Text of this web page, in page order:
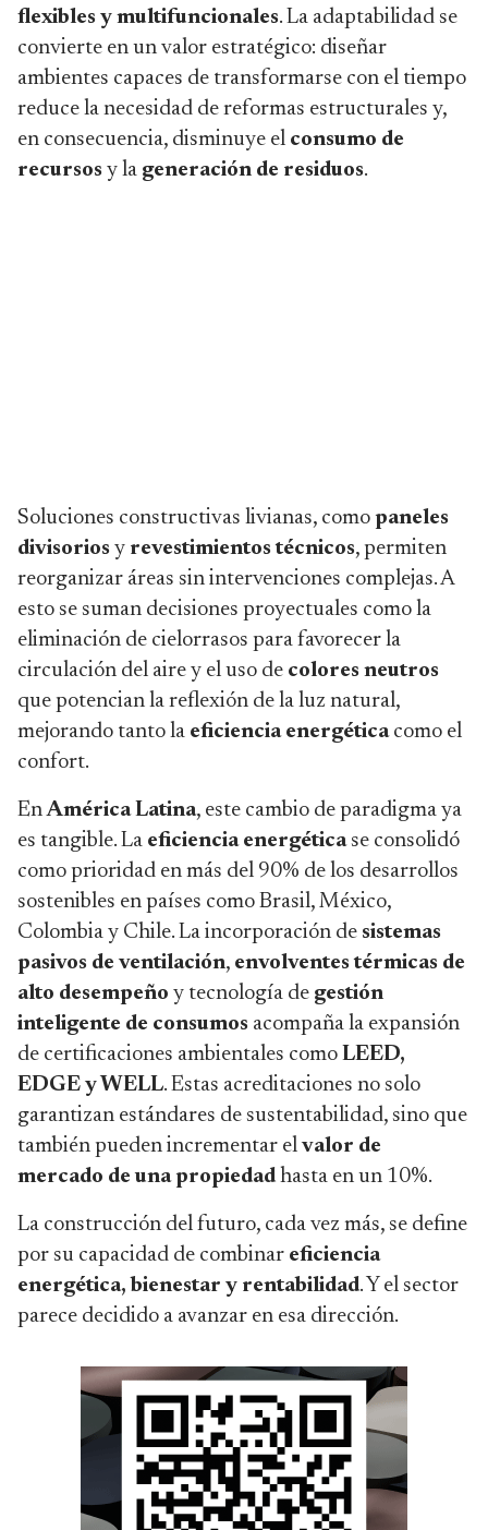
flexibles y multifuncionales. La adaptabilidad se
convierte en un valor estratégico: diseñar
ambientes capaces de transformarse con el tiempo
reduce la necesidad de reformas estructurales y,
en consecuencia, disminuye el consumo de
recursos y la generación de residuos.
Soluciones constructivas livianas, como paneles
divisorios y revestimientos técnicos, permiten
reorganizar áreas sin intervenciones complejas. A
esto se suman decisiones proyectuales como la
eliminación de cielorrasos para favorecer la
circulación del aire y el uso de colores neutros
que potencian la reflexión de la luz natural,
mejorando tanto la eficiencia energéticacomo el
confort.
EnAmérica Latina, este cambio de paradigma ya
es tangible. La eficiencia energéticase consolidó
como prioridad en más del 90% de los desarrollos
sostenibles en países como Brasil, México,
Colombia y Chile. La incorporación de sistemas
pasivos de ventilación, envolventes térmicas de
alto desempeño y tecnología de gestión
inteligente de consumos acompaña la expansión
de certificaciones ambientales como LEED,
EDGE y WELL. Estas acreditaciones no solo
garantizan estándares de sustentabilidad, sino que
también pueden incrementar el valor de
mercado de una propiedad hasta en un 10%.
La construcción del futuro, cada vez más, se define
por su capacidad de combinar eficiencia
energética, bienestar y rentabilidad. Y el sector
parece decidido a avanzar en esa dirección.